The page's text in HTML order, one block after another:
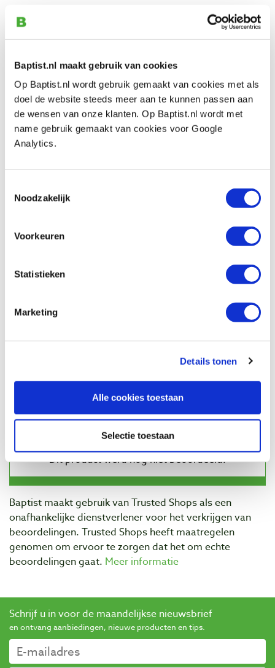
Baptist.nl maakt gebruik van cookies
Op Baptist.nl wordt gebruik gemaakt van cookies met als
doel de website steeds meer aan te kunnen passen aan
de wensen van onze klanten. Op Baptist.nl wordt met
name gebruik gemaakt van cookies voor Google
Analytics.
Noodzakelijk
Voorkeuren
Statistieken
Marketing
Details tonen
Alle cookies toestaan
Selectie toestaan
€ 18,35 excl. btw
Op voorraad
Vergelijken
Tormek SVP-80 slijphulpstuk voor HSS
Veiligheidsfreeskop 120 mm voor 40 x 4
€ 189,26 excl. btw
Beoordelingen
Baptist maakt gebruik van Trusted Shops als een
onafhankelijke dienstverlener voor het verkrijgen van
beoordelingen. Trusted Shops heeft maatregelen
genomen om ervoor te zorgen dat het om echte
beoordelingen gaat. Meer informatie
Schrijf u in voor de maandelijkse nieuwsbrief
en ontvang aanbiedingen, nieuwe producten en tips.